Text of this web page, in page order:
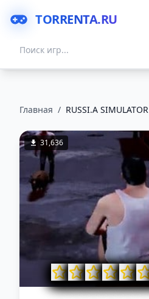
TORRENTA.RU
Главная / RUSSI.A SIMULATOR
31,636